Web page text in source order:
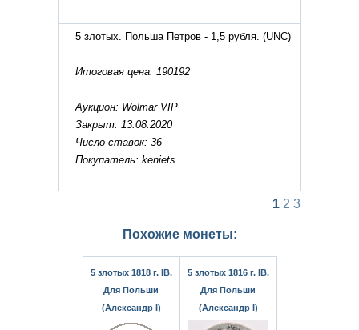
5 злотых. Польша Петров - 1,5 рубля. (UNC)
Итоговая цена: 190192
Аукцион: Wolmar VIP
Закрыт: 13.08.2020
Число ставок: 36
Покупатель: keniets
1 2 3
Похожие монеты:
5 злотых 1818 г. IB.
Для Польши
(Александр I)
5 злотых 1816 г. IB.
Для Польши
(Александр I)